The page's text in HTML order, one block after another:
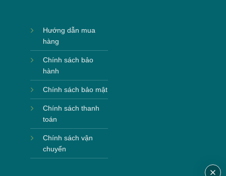
Hướng dẫn mua
hàng
Chính sách bảo
hành
Chính sách bảo mật
Chính sách thanh
toán
Chính sách vận
chuyển